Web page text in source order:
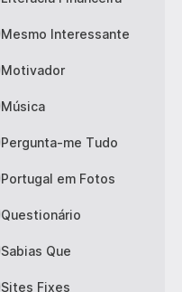
Mesmo Interessante
Motivador
Música
Pergunta-me Tudo
Portugal em Fotos
Questionário
Sabias Que
Sites Fixes